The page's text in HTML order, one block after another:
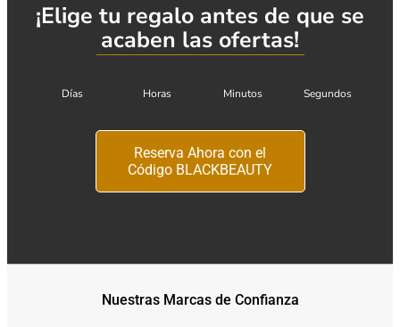
¡Elige tu regalo antes de que se
acaben las ofertas!
Días Horas Minutos Segundos
Reserva Ahora con el
Código BLACKBEAUTY
Nuestras Marcas de Confianza